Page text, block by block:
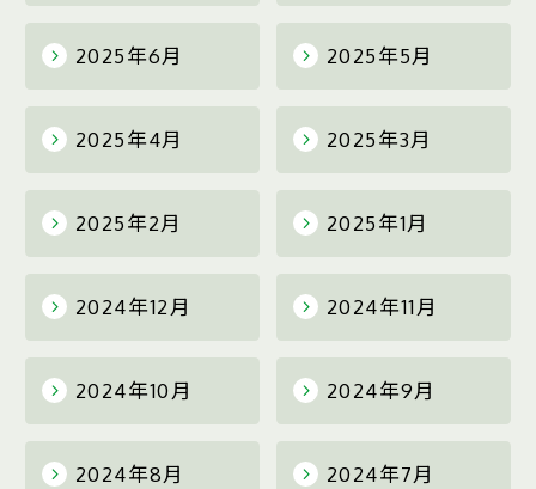
2025年6月 2025年5月
2025年4月 2025年3月
2025年2月 2025年1月
2024年12月 2024年11月
2024年10月 2024年9月
2024年8月 2024年7月